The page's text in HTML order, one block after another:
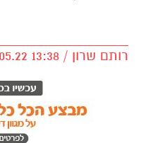
רותם שרון / 13:38 23.05.22